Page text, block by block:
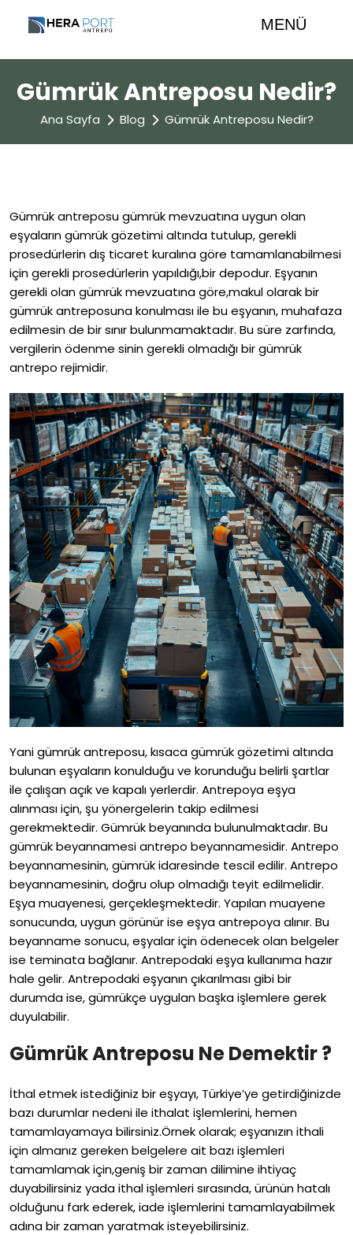
MENÜ
Gümrük Antreposu Nedir?
Ana Sayfa Blog Gümrük Antreposu Nedir?
Gümrük antreposu gümrük mevzuatına uygun olan
eşyaların gümrük gözetimi altında tutulup, gerekli
prosedürlerin dış ticaret kuralına göre tamamlanabilmesi
için gerekli prosedürlerin yapıldığı,bir depodur. Eşyanın
gerekli olan gümrük mevzuatına göre,makul olarak bir
gümrük antreposuna konulması ile bu eşyanın, muhafaza
edilmesin de bir sınır bulunmamaktadır. Bu süre zarfında,
vergilerin ödenme sinin gerekli olmadığı bir gümrük
antrepo rejimidir.
Yani gümrük antreposu, kısaca gümrük gözetimi altında
bulunan eşyaların konulduğu ve korunduğu belirli şartlar
ile çalışan açık ve kapalı yerlerdir. Antrepoya eşya
alınması için, şu yönergelerin takip edilmesi
gerekmektedir. Gümrük beyanında bulunulmaktadır. Bu
gümrük beyannamesi antrepo beyannamesidir. Antrepo
beyannamesinin, gümrük idaresinde tescil edilir. Antrepo
beyannamesinin, doğru olup olmadığı teyit edilmelidir.
Eşya muayenesi, gerçekleşmektedir. Yapılan muayene
sonucunda, uygun görünür ise eşya antrepoya alınır. Bu
beyanname sonucu, eşyalar için ödenecek olan belgeler
ise teminata bağlanır. Antrepodaki eşya kullanıma hazır
hale gelir. Antrepodaki eşyanın çıkarılması gibi bir
durumda ise, gümrükçe uygulan başka işlemlere gerek
duyulabilir.
Gümrük Antreposu Ne Demektir ?
İthal etmek istediğiniz bir eşyayı, Türkiye’ye getirdiğinizde
bazı durumlar nedeni ile ithalat işlemlerini, hemen
tamamlayamaya bilirsiniz.Örnek olarak; eşyanızın ithali
için almanız gereken belgelere ait bazı işlemleri
tamamlamak için,geniş bir zaman dilimine ihtiyaç
duyabilirsiniz yada ithal işlemleri sırasında, ürünün hatalı
olduğunu fark ederek, iade işlemlerini tamamlayabilmek
adına bir zaman yaratmak isteyebilirsiniz.